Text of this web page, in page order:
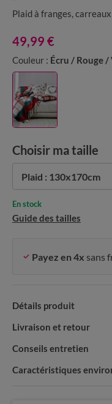
Plaid à franges,
49,99 €
Couleur : Écru / Rouge /
Choisir ma taille
Plaid : 130x170cm
Guide des tailles
En stock
Payez en 4x sans
Détails produit
Livraison et retour
Conseils entretien
Caractéristiques